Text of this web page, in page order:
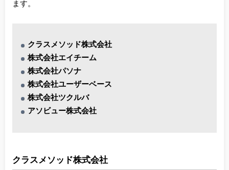
ます。
クラスメソッド株式会社
株式会社エイチーム
株式会社パソナ
株式会社ユーザーベース
株式会社ツクルバ
アソビュー株式会社
クラスメソッド株式会社